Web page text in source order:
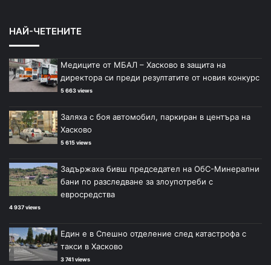
НАЙ-ЧЕТЕНИТЕ
Медиците от МБАЛ – Хасково в защита на
директора си преди резултатите от новия конкурс
5 663 views
Заляха с боя автомобил, паркиран в центъра на
Хасково
5 615 views
Задържаха бивш председател на ОбС-Минерални
бани по разследване за злоупотреби с
евросредства
4 937 views
Един е в Спешно отделение след катастрофа с
такси в Хасково
3 741 views